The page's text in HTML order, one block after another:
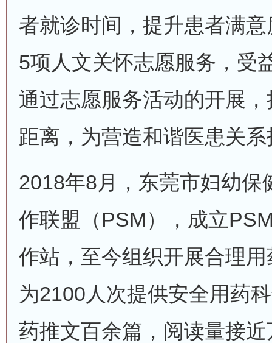
者就诊时间，提升患者满
5项人文关怀志愿服务，受
通过志愿服务活动的开展
距离，为营造和谐医患关
2018年8月，东莞市妇幼保
作联盟（PSM），成立
作站，至今组织开展合理
为2100人次提供安全用药
药推文百余篇，阅读量接